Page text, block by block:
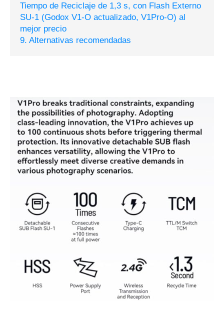
Tiempo de Reciclaje de 1,3 s, con Flash Externo
SU-1 (Godox V1-O actualizado, V1Pro-O) al
mejor precio
9. Alternativas recomendadas